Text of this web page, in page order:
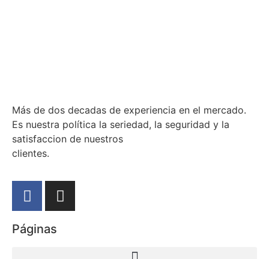
Más de dos decadas de experiencia en el mercado.
Es nuestra política la seriedad, la seguridad y la
satisfaccion de nuestros
clientes.
Páginas